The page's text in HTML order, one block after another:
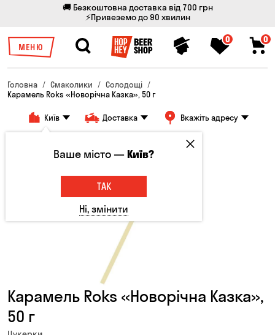
🚚 Безкоштовна доставка від 700 грн
⚡Привеземо до 90 хвилин
МЕНЮ
0 0
Головна Смаколики
Солодощі
Карамель Roks «Новорічна Казка», 50 г
Київ Доставка Вкажіть адресу
Карамель Roks «Новорічна Казка»,
50 г
Ваше місто —Київ?
ТАК
Ні, змінити